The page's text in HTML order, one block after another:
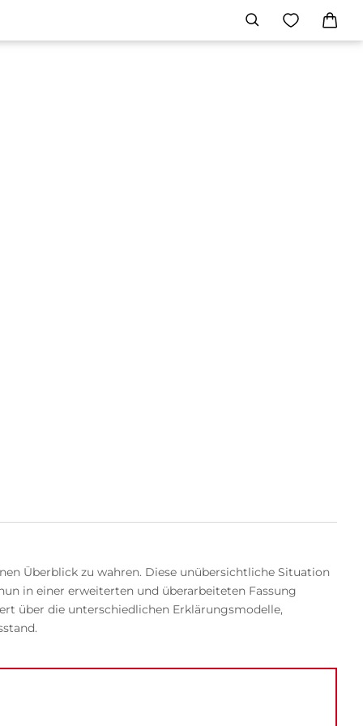
Überblick zu wahren. Diese unübersichtliche Situation
in einer erweiterten und überarbeiteten Fassung
über die unterschiedlichen Erklärungsmodelle,